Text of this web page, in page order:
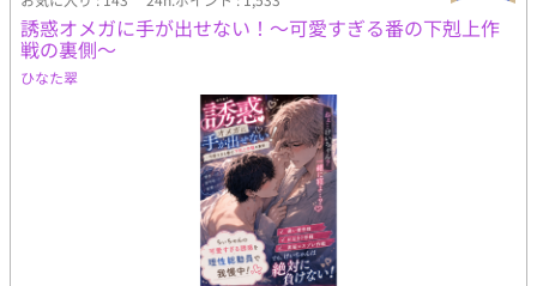
誘惑オメガに手が出せない！～可愛すぎる番の下剋上作
戦の裏側～
ひなた翠